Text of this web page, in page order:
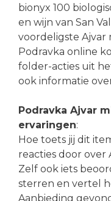
bionyx 100
en wijn van San
voordeligste Ajvar
Podravka online
folder-acties uit
ook informatie
Podravka Ajvar
ervaringen:
Hoe toets jij dit
reacties door over
Zelf ook iets
sterren en vertel
Aanbieding